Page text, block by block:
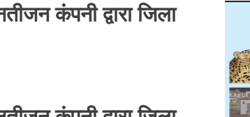
कंपनी द्वारा जिला